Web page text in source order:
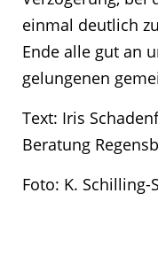
einmal deutlich
Ende alle gut an
gelungenen
Text: Iris
Beratung
Foto: K. Schilling-